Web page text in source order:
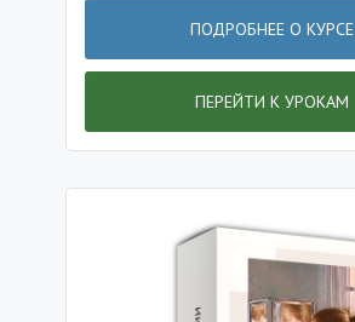
ПОДРОБНЕЕ О КУРСЕ
ПЕРЕЙТИ К УРОКАМ